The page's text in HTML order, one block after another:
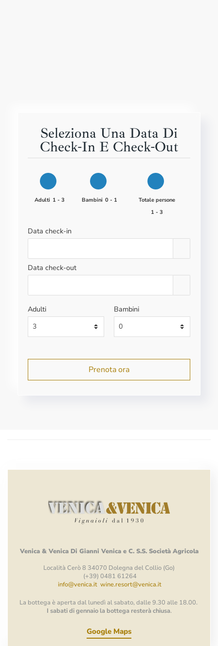
Seleziona Una Data Di
Check-In E Check-Out
Adulti 1 - 3 Bambini 0 - 1
Totale persone
1 - 3
Data check-in
Data check-out
Adulti Bambini
Venica & Venica Di Gianni Venica e C. S.S. Società Agricola
Località Cerò 8 34070 Dolegna del Collio (Go)
(+39) 0481 61264
info@venica.it wine.resort@venica.it
La bottega è aperta dal lunedì al sabato, dalle 9.30 alle 18.00.
I sabati di gennaio la bottega resterà chiusa.
Google Maps